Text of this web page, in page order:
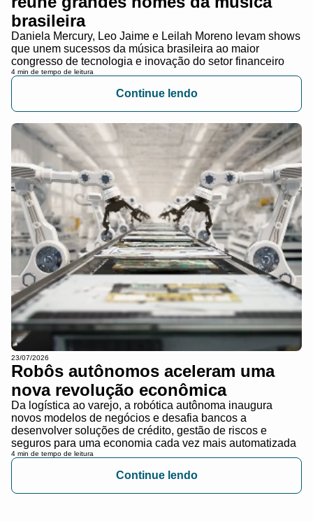
brasileira
Daniela Mercury, Leo Jaime e Leilah Moreno levam shows
que unem sucessos da música brasileira ao maior
congresso de tecnologia e inovação do setor financeiro
4 min de tempo de leitura
Continue lendo
23/07/2026
Robôs autônomos aceleram uma
nova revolução econômica
Da logística ao varejo, a robótica autônoma inaugura
novos modelos de negócios e desafia bancos a
desenvolver soluções de crédito, gestão de riscos e
seguros para uma economia cada vez mais automatizada
4 min de tempo de leitura
Continue lendo